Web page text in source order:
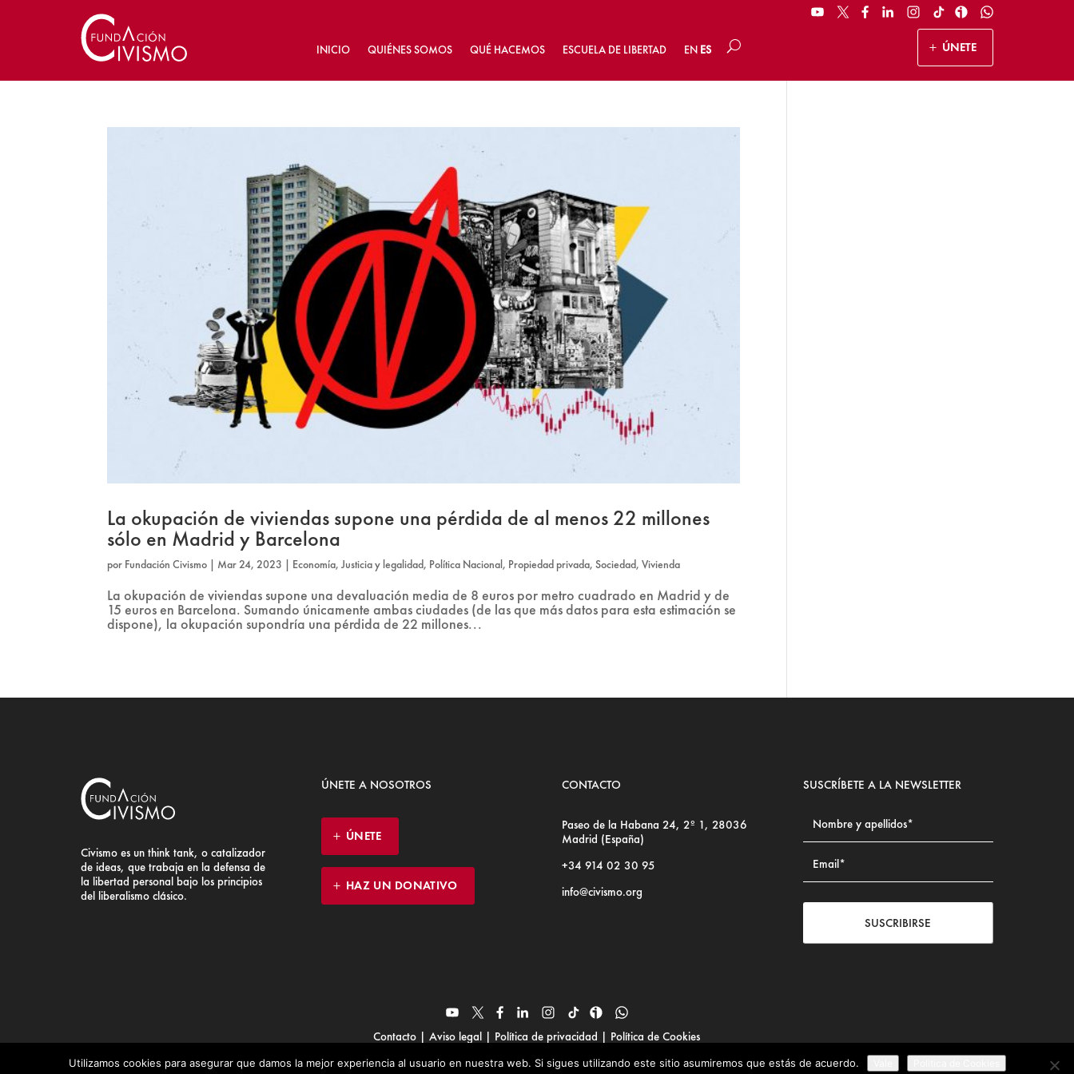
INICIO QUIÉNES SOMOS QUÉ HACEMOS ESCUELA DE LIBERTAD EN ES ÚNETE
La okupación de viviendas supone una pérdida de al menos 22 millones
sólo en Madrid y Barcelona
por Fundación Civismo | Mar 24, 2023 | Economía,Justicia y legalidad, Política Nacional, Propiedad privada,Sociedad,Vivienda
La okupación de viviendas supone una devaluación media de 8 euros por metro cuadrado en Madrid y de
15 euros en Barcelona. Sumando únicamente ambas ciudades (de las que más datos para esta estimación se
dispone), la okupación supondría una pérdida de 22 millones...
Civismo es un think tank, o catalizador
de ideas, que trabaja en la defensa de
la libertad personal bajo los principios
del liberalismo clásico.
ÚNETE A NOSOTROS
ÚNETE
HAZ UN DONATIVO
CONTACTO
Paseo de la Habana 24, 2º 1, 28036
Madrid (España)
+34 914 02 30 95
info@civismo.org
SUSCRÍBETE A LA NEWSLETTER
SUSCRIBIRSE
Contacto |Aviso legal | Política de privacidad | Política de Cookies
© Fundación Civismo 2025
Utilizamos cookies para asegurar que damos la mejor experiencia al usuario en nuestra web. Si sigues utilizando este sitio asumiremos que estás de acuerdo.